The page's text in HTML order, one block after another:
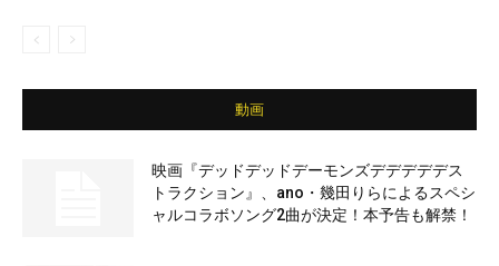
動画
映画『デッドデッドデーモンズデデデデデス
トラクション』、ano・幾田りらによるスペシ
ャルコラボソング2曲が決定！本予告も解禁！